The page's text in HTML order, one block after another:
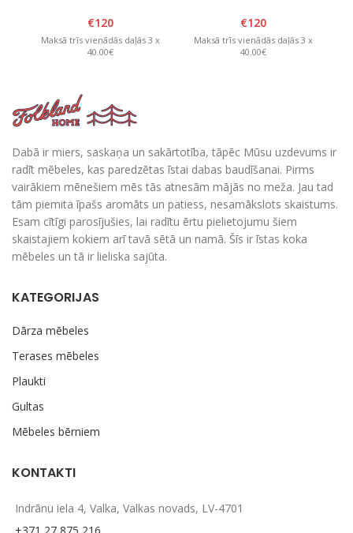
x H20cm, Balts/Grafīts
€120
Maksā trīs vienādās daļās 3 x
40.00€
salokāmu vāku
Brūns/Dzeltens
€120
Maksā trīs vienādās daļās 3 x
40.00€
Dabā ir miers, saskaņa un sakārtotība, tāpēc Mūsu uzdevums ir
radīt mēbeles, kas paredzētas īstai dabas baudīšanai. Pirms
vairākiem mēnešiem mēs tās atnesām mājās no meža. Jau tad
tām piemita īpašs aromāts un patiess, nesamākslots skaistums.
Esam cītīgi parosījušies, lai radītu ērtu pielietojumu šiem
skaistajiem kokiem arī tavā sētā un namā. Šīs ir īstas koka
mēbeles un tā ir lieliska sajūta.
KATEGORIJAS
Dārza mēbeles
Terases mēbeles
Plaukti
Gultas
Mēbeles bērniem
KONTAKTI
Indrānu iela 4, Valka, Valkas novads, LV-4701